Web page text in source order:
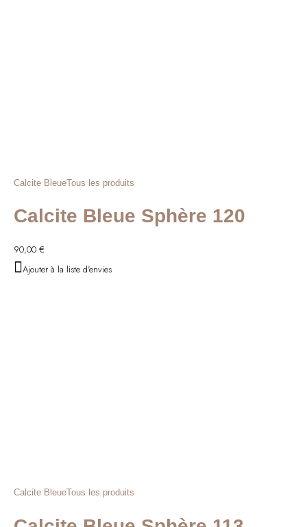
Calcite BleueTous les produits
Calcite Bleue Sphère 120
90,00 €
Ajouter à la liste d'envies
Calcite BleueTous les produits